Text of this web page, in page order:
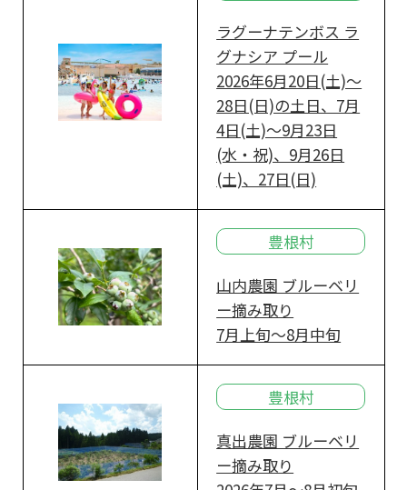
ラグーナテンボス ラ
グナシア プール
2026年6月20日(土)～
28日(日)の土日、7月
4日(土)～9月23日
(水・祝)、9月26日
(土)、27日(日)
豊根村
山内農園 ブルーベリ
ー摘み取り
7月上旬～8月中旬
豊根村
真出農園 ブルーベリ
ー摘み取り